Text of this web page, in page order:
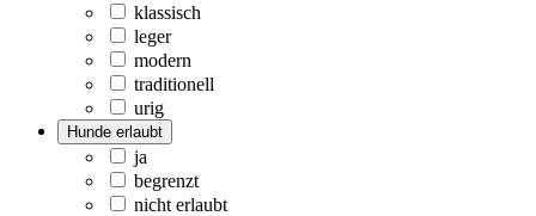
klassisch
leger
modern
traditionell
urig
Hunde erlaubt
ja
begrenzt
nicht erlaubt